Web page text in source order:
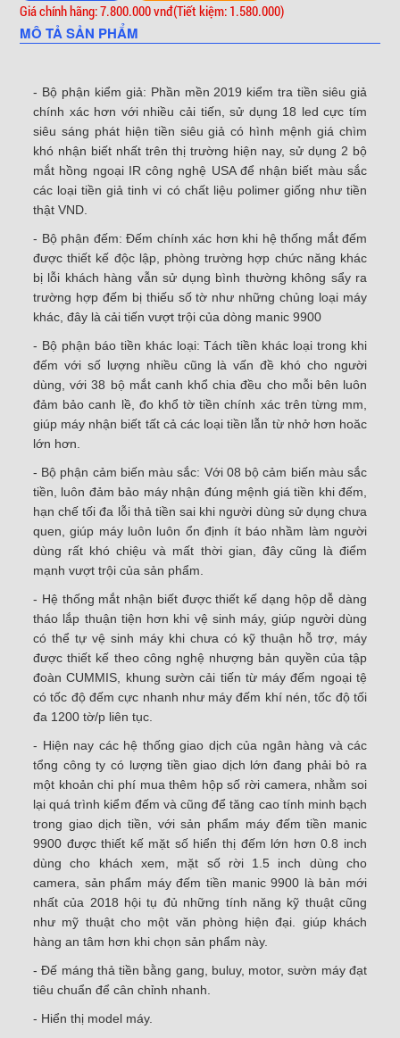
Giá chính hãng: 7.800.000 vnđ(Tiết kiệm: 1.580.000)
MÔ TẢ SẢN PHẨM
- Bộ phận kiểm giả: Phần mền 2019 kiểm tra tiền siêu giả
chính xác hơn với nhiều cải tiến, sử dụng 18 led cực tím
siêu sáng phát hiện tiền siêu giả có hình mệnh giá chìm
khó nhận biết nhất trên thị trường hiện nay, sử dụng 2 bộ
mắt hồng ngoại IR công nghệ USA để nhận biết màu sắc
các loại tiền giả tinh vi có chất liệu polimer giống như tiền
thật VND.
- Bộ phận đếm: Đếm chính xác hơn khi hệ thống mắt đếm
được thiết kế độc lập, phòng trường hợp chức năng khác
bị lỗi khách hàng vẫn sử dụng bình thường không sẩy ra
trường hợp đếm bị thiếu số tờ như những chủng loại máy
khác, đây là cải tiến vượt trội của dòng manic 9900
- Bộ phận báo tiền khác loại: Tách tiền khác loại trong khi
đếm với số lượng nhiều cũng là vấn đề khó cho người
dùng, với 38 bộ mắt canh khổ chia đều cho mỗi bên luôn
đảm bảo canh lề, đo khổ tờ tiền chính xác trên từng mm,
giúp máy nhận biết tất cả các loại tiền lẫn từ nhở hơn hoăc
lớn hơn.
- Bộ phận cảm biến màu sắc: Với 08 bộ cảm biến màu sắc
tiền, luôn đảm bảo máy nhận đúng mệnh giá tiền khi đếm,
hạn chế tối đa lỗi thả tiền sai khi người dùng sử dụng chưa
quen, giúp máy luôn luôn ổn định ít báo nhầm làm người
dùng rất khó chiệu và mất thời gian, đây cũng là điểm
mạnh vượt trội của sản phẩm.
- Hệ thống mắt nhận biết được thiết kế dạng hộp dễ dàng
tháo lắp thuận tiện hơn khi vệ sinh máy, giúp người dùng
có thể tự vệ sinh máy khi chưa có kỹ thuận hỗ trợ, máy
được thiết kế theo công nghệ nhượng bản quyền của tập
đoàn CUMMIS, khung sườn cải tiến từ máy đếm ngoại tệ
có tốc độ đếm cực nhanh như máy đếm khí nén, tốc độ tối
đa 1200 tờ/p liên tục.
- Hiện nay các hệ thống giao dịch của ngân hàng và các
tổng công ty có lượng tiền giao dịch lớn đang phải bỏ ra
một khoản chi phí mua thêm hộp số rời camera, nhằm soi
lại quá trình kiểm đếm và cũng để tăng cao tính minh bạch
trong giao dịch tiền, với sản phẩm máy đếm tiền manic
9900 được thiết kế mặt số hiển thị đếm lớn hơn 0.8 inch
dùng cho khách xem, mặt số rời 1.5 inch dùng cho
camera, sản phẩm máy đếm tiền manic 9900 là bản mới
nhất của 2018 hội tụ đủ những tính năng kỹ thuật cũng
như mỹ thuật cho một văn phòng hiện đại. giúp khách
hàng an tâm hơn khi chọn sản phẩm này.
- Đế máng thả tiền bằng gang, buluy, motor, sườn máy đạt
tiêu chuẩn để cân chỉnh nhanh.
- Hiển thị model máy.